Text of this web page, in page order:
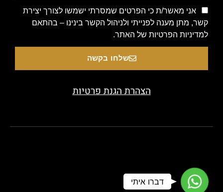
אני מאשר/ת כי הפרטים שמסרתי ישמשו לצורך יצירת
קשר, מתן מענה לפנייתי ולניהול הקשר בינינו – בהתאם
למדיניות הפרטיות של האתר.
שלחו בקשה
הצהרת הגנת פרטיות
Copyright 2020 © All rights Reserved. Designed by beauty-
WhatsAppדברו איתי